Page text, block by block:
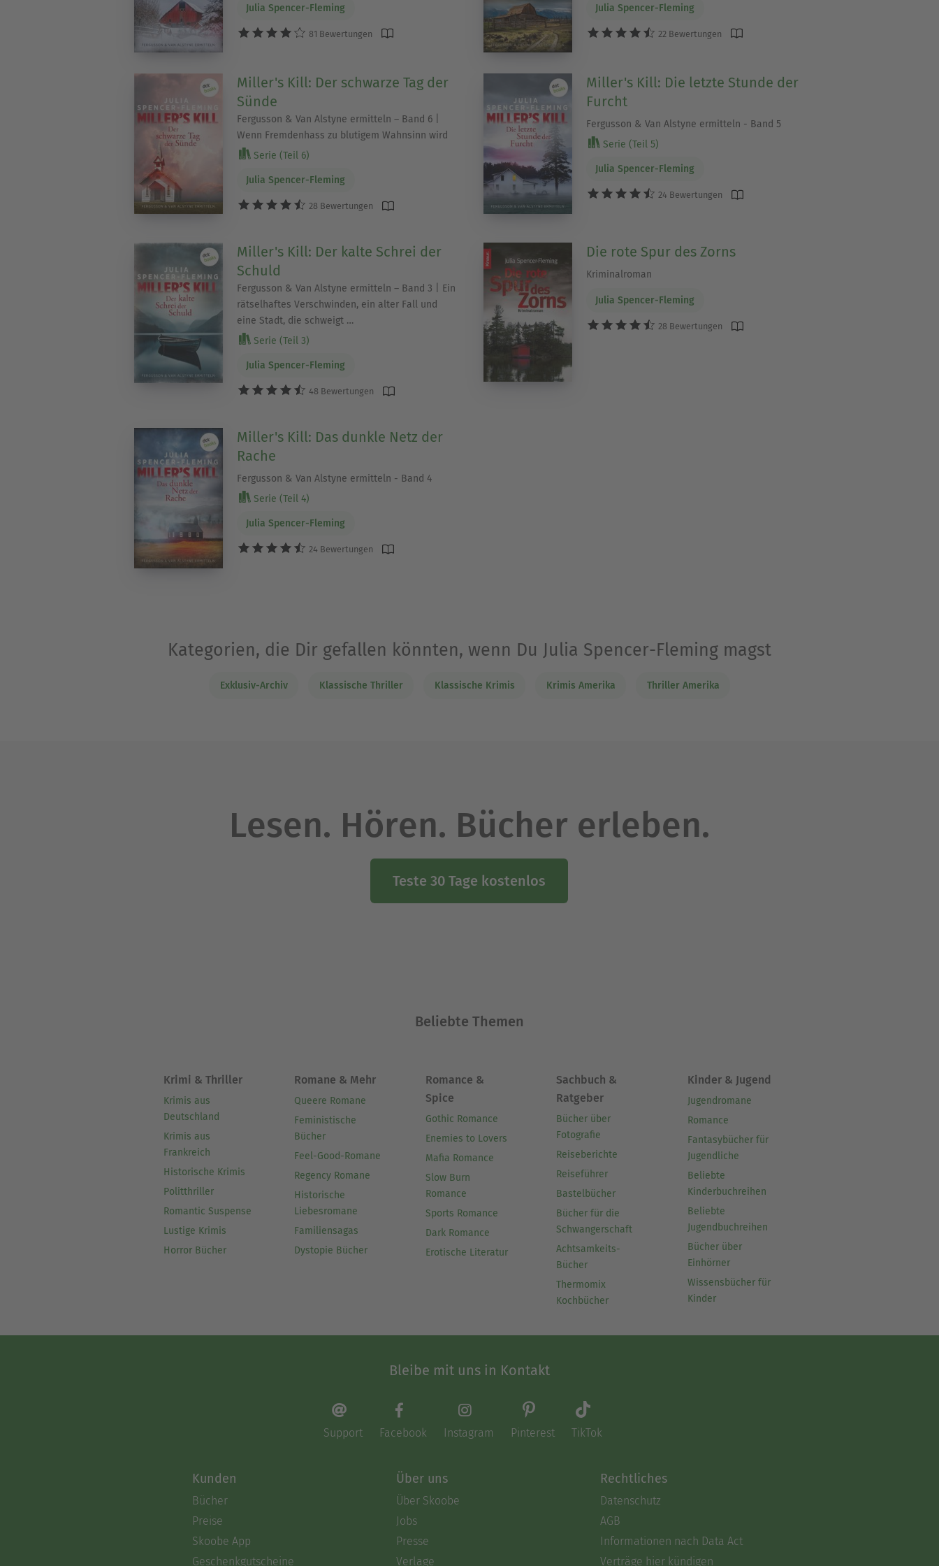
Julia Spencer-Fleming
81 Bewertungen
Julia Spencer-Fleming
22 Bewertungen
Miller's Kill: Der schwarze Tag der
Sünde
Fergusson & Van Alstyne ermitteln – Band 6 |
Wenn Fremdenhass zu blutigem Wahnsinn wird
Serie (Teil 6)
Julia Spencer-Fleming
28 Bewertungen
Miller's Kill: Die letzte Stunde der
Furcht
Fergusson & Van Alstyne ermitteln - Band 5
Serie (Teil 5)
Julia Spencer-Fleming
24 Bewertungen
Miller's Kill: Der kalte Schrei der
Schuld
Fergusson & Van Alstyne ermitteln – Band 3 | Ein
rätselhaftes Verschwinden, ein alter Fall und
eine Stadt, die schweigt …
Serie (Teil 3)
Julia Spencer-Fleming
48 Bewertungen
Die rote Spur des Zorns
Kriminalroman
Julia Spencer-Fleming
28 Bewertungen
Miller's Kill: Das dunkle Netz der
Rache
Fergusson & Van Alstyne ermitteln - Band 4
Serie (Teil 4)
Julia Spencer-Fleming
24 Bewertungen
Kategorien, die Dir gefallen könnten, wenn Du Julia Spencer-Fleming magst
Exklusiv-Archiv Klassische Thriller Klassische Krimis Krimis Amerika Thriller Amerika
Lesen. Hören. Bücher erleben.
Teste 30 Tage kostenlos
Beliebte Themen
Krimi & Thriller
Krimis aus
Deutschland
Krimis aus
Frankreich
Historische Krimis
Politthriller
Romantic Suspense
Lustige Krimis
Horror Bücher
Romane & Mehr
Queere Romane
Feministische
Bücher
Feel-Good-Romane
Regency Romane
Historische
Liebesromane
Familiensagas
Dystopie Bücher
Romance &
Spice
Gothic Romance
Enemies to Lovers
Mafia Romance
Slow Burn
Romance
Sports Romance
Dark Romance
Erotische Literatur
Sachbuch &
Ratgeber
Bücher über
Fotografie
Reiseberichte
Reiseführer
Bastelbücher
Bücher für die
Schwangerschaft
Achtsamkeits-
Bücher
Thermomix
Kochbücher
Kinder & Jugend
Jugendromane
Romance
Fantasybücher für
Jugendliche
Beliebte
Kinderbuchreihen
Beliebte
Jugendbuchreihen
Bücher über
Einhörner
Wissensbücher für
Kinder
Bleibe mit uns in Kontakt
Support Facebook Instagram Pinterest TikTok
Kunden
Bücher
Preise
Skoobe App
Geschenkgutscheine
Über uns
Über Skoobe
Jobs
Presse
Verlage
Rechtliches
Datenschutz
AGB
Informationen nach Data Act
Verträge hier kündigen